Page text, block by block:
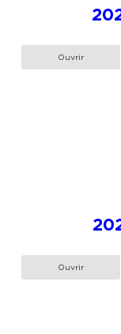
Ouvrir
Ouvrir